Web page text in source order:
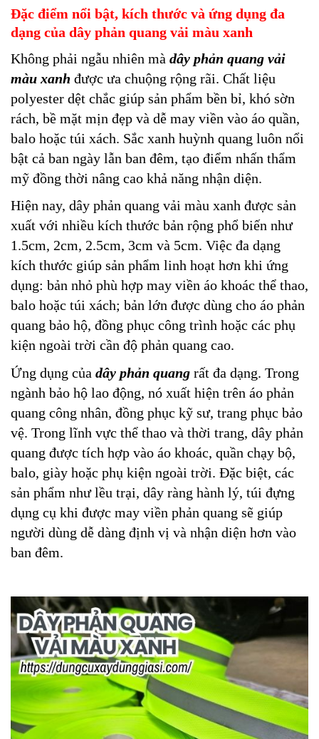
Đặc điểm nổi bật, kích thước và ứng dụng đa
dạng của dây phản quang vải màu xanh
Không phải ngẫu nhiên mà dây phản quang vải
màu xanh được ưa chuộng rộng rãi. Chất liệu
polyester dệt chắc giúp sản phẩm bền bỉ, khó sờn
rách, bề mặt mịn đẹp và dễ may viền vào áo quần,
balo hoặc túi xách. Sắc xanh huỳnh quang luôn nổi
bật cả ban ngày lẫn ban đêm, tạo điểm nhấn thẩm
mỹ đồng thời nâng cao khả năng nhận diện.
Hiện nay, dây phản quang vải màu xanh được sản
xuất với nhiều kích thước bản rộng phổ biến như
1.5cm, 2cm, 2.5cm, 3cm và 5cm. Việc đa dạng
kích thước giúp sản phẩm linh hoạt hơn khi ứng
dụng: bản nhỏ phù hợp may viền áo khoác thể thao,
balo hoặc túi xách; bản lớn được dùng cho áo phản
quang bảo hộ, đồng phục công trình hoặc các phụ
kiện ngoài trời cần độ phản quang cao.
Ứng dụng của dây phản quang rất đa dạng. Trong
ngành bảo hộ lao động, nó xuất hiện trên áo phản
quang công nhân, đồng phục kỹ sư, trang phục bảo
vệ. Trong lĩnh vực thể thao và thời trang, dây phản
quang được tích hợp vào áo khoác, quần chạy bộ,
balo, giày hoặc phụ kiện ngoài trời. Đặc biệt, các
sản phẩm như lều trại, dây ràng hành lý, túi đựng
dụng cụ khi được may viền phản quang sẽ giúp
người dùng dễ dàng định vị và nhận diện hơn vào
ban đêm.